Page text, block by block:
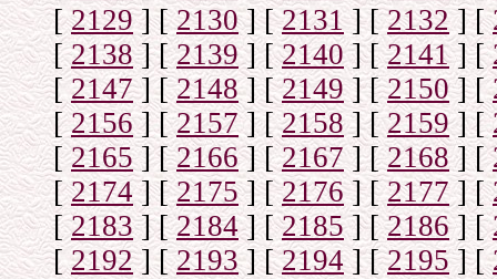
[2129] [2130] [2131] [2132] [
[2138] [2139] [2140] [2141] [
[2147] [2148] [2149] [2150] [
[2156] [2157] [2158] [2159] [
[2165] [2166] [2167] [2168] [
[2174] [2175] [2176] [2177] [
[2183] [2184] [2185] [2186] [
[2192] [2193] [2194] [2195] [